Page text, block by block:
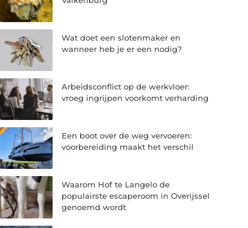
Wat doet een slotenmaker en
wanneer heb je er een nodig?
Arbeidsconflict op de werkvloer:
vroeg ingrijpen voorkomt verharding
Een boot over de weg vervoeren:
voorbereiding maakt het verschil
Waarom Hof te Langelo de
populairste escaperoom in Overijssel
genoemd wordt